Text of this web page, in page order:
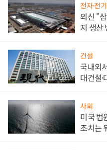
전자·전
외신 "
지 생산
건설
국내외
대건설
사회
미국 법
조치는